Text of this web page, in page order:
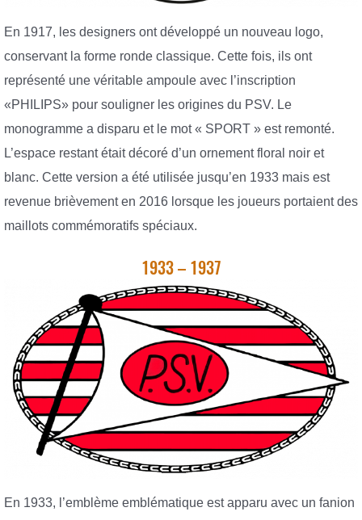
En 1917, les designers ont développé un nouveau logo,
conservant la forme ronde classique. Cette fois, ils ont
représenté une véritable ampoule avec l’inscription
«PHILIPS» pour souligner les origines du PSV. Le
monogramme a disparu et le mot « SPORT » est remonté.
L’espace restant était décoré d’un ornement floral noir et
blanc. Cette version a été utilisée jusqu’en 1933 mais est
revenue brièvement en 2016 lorsque les joueurs portaient des
maillots commémoratifs spéciaux.
1933 – 1937
En 1933, l’emblème emblématique est apparu avec un fanion